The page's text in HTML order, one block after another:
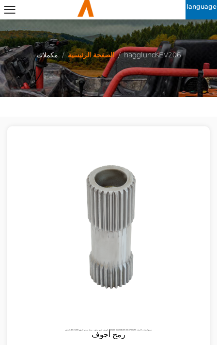
language
الصفحة الرئيسية / مكملات / hagglundsBV206
البند رقم: BV-TA-109 الوصف: عمود مجوف ، محرك ضرس الموقع ： TRACK ASSEMBLIES تصنيع المعدات الأصلية: 253 6708-001 رمح أجوف